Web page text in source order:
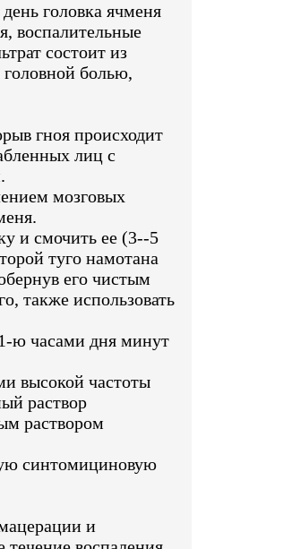
головка ячменя
воспалительные
состоит из
головной болью,
гноя происходит
лиц с
мозговых
и смочить ее (3--5
туго намотана
его чистым
также использовать
ю часами дня минут
высокой частоты
раствор
раствором
синтомициновую
и